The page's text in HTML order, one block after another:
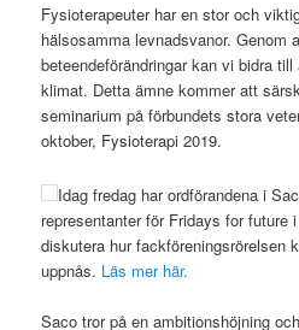
Fysioterapeuter har en stor och
hälsosamma levnadsvanor. Genom
beteendeförändringar kan vi bidra
klimat. Detta ämne kommer att
seminarium på förbundets stora
oktober, Fysioterapi 2019.
Idag fredag har ordförandena i
representanter för Fridays for
diskutera hur fackföreningsrörelsen
uppnås. Läs mer här.
Saco tror på en ambitionshöjning